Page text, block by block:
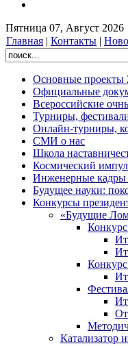
Пятница 07, Август 2026
Главная | Контакты |
Основные проекты
Официальные
Всероссийские
Турниры,
Онлайн-турниры,
СМИ о нас
Школа
Космический
Инженерные кадры
Будущее науки:
Конкурсы
«Будущие
Конкурс
Катализатор